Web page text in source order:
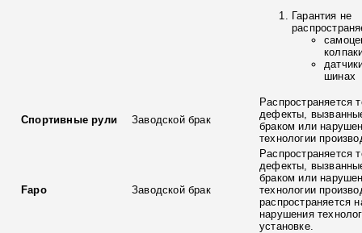
Гарантия не
шинах
Спортивные рули Заводской брак
Распространяется
дефекты,
браком или
технологии
Fapo Заводской брак
Распространяется
дефекты,
браком или
технологии
распространяется
нарушения
установке.